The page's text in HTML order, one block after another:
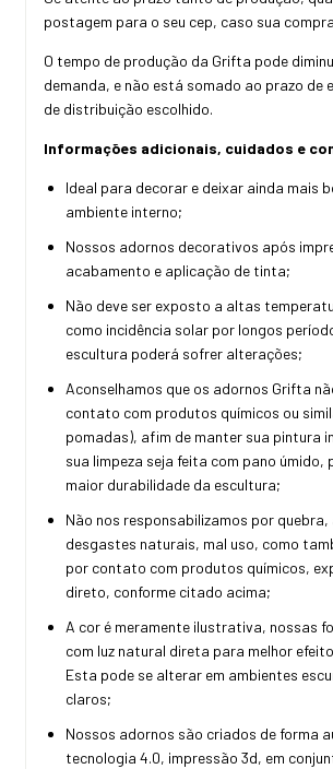
postagem para o seu cep, caso sua
O tempo de produção da Grifta pode
demanda, e não está somado ao prazo de
de distribuição escolhido.
Informações adicionais, cuidados e
Ideal para decorar e deixar ainda mais
ambiente interno;
Nossos adornos decorativos após
acabamento e aplicação de tinta;
Não deve ser exposto a altas
como incidência solar por longos
escultura poderá sofrer alterações;
Aconselhamos que os adornos Grifta
contato com produtos químicos ou
pomadas), afim de manter sua pintura
sua limpeza seja feita com pano
maior durabilidade da escultura;
Não nos responsabilizamos por quebra,
desgastes naturais, mal uso, como
por contato com produtos químicos,
direto, conforme citado acima;
A cor é meramente ilustrativa, nossas
com luz natural direta para melhor
Esta pode se alterar em ambientes
claros;
Nossos adornos são criados de forma
tecnologia 4.0, impressão 3d, em